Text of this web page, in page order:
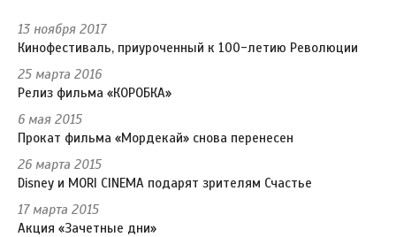
13 ноября 2017
Кинофестиваль, приуроченный к 100-летию Революции
25 марта 2016
Релиз фильма «КОРОБКА»
6 мая 2015
Прокат фильма «Мордекай» снова перенесен
26 марта 2015
Disney и MORI CINEMA подарят зрителям Счастье
17 марта 2015
Акция «Зачетные дни»